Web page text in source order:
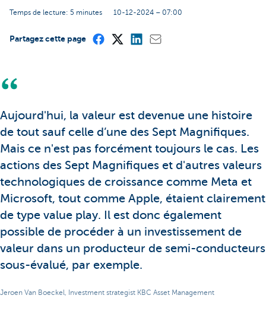
Temps de lecture: 5 minutes 10-12-2024 – 07:00
Partagez cette page
Aujourd'hui, la valeur est devenue une histoire
de tout sauf celle d’une des Sept Magnifiques.
Mais ce n'est pas forcément toujours le cas. Les
actions des Sept Magnifiques et d'autres valeurs
technologiques de croissance comme Meta et
Microsoft, tout comme Apple, étaient clairement
de type value play. Il est donc également
possible de procéder à un investissement de
valeur dans un producteur de semi-conducteurs
sous-évalué, par exemple.
Jeroen Van Boeckel, Investment strategist KBC Asset Management